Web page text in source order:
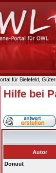
für Bielefeld,
Hilfe bei
Autor
Donuut